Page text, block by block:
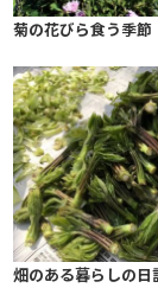
菊の花びら食う季節
畑のある暮らしの日